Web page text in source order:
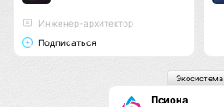
Инженер-архитектор
Подписаться
Псиона
Экосистема